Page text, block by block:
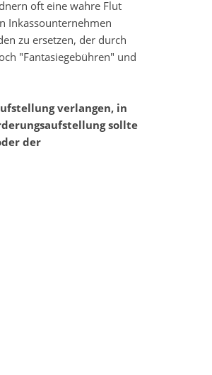
oft eine wahre Flut
Inkassounternehmen
zu ersetzen, der durch
"Fantasiegebühren" und
verlangen, in
sollte
der